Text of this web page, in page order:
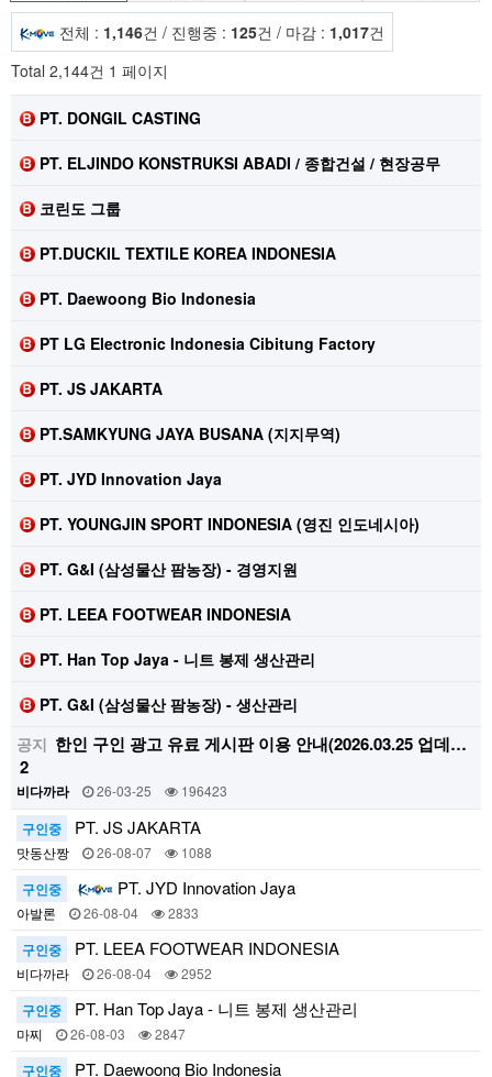
전체 : 1,146건 / 진행중 : 125건 / 마감 : 1,017건
Total 2,144건 1 페이지
PT. DONGIL CASTING
PT. ELJINDO KONSTRUKSI ABADI / 종합건설 / 현장공무
코린도 그룹
PT.DUCKIL TEXTILE KOREA INDONESIA
PT. Daewoong Bio Indonesia
PT LG Electronic Indonesia Cibitung Factory
PT. JS JAKARTA
PT.SAMKYUNG JAYA BUSANA (지지무역)
PT. JYD Innovation Jaya
PT. YOUNGJIN SPORT INDONESIA (영진 인도네시아)
PT. G&I (삼성물산 팜농장) - 경영지원
PT. LEEA FOOTWEAR INDONESIA
PT. Han Top Jaya - 니트 봉제 생산관리
PT. G&I (삼성물산 팜농장) - 생산관리
공지 한인 구인 광고 유료 게시판 이용 안내(2026.03.25 업데…
2
비다까라 26-03-25 196423
구인중 PT. JS JAKARTA
맛동산짱 26-08-07 1088
구인중 PT. JYD Innovation Jaya
아발론 26-08-04 2833
구인중 PT. LEEA FOOTWEAR INDONESIA
비다까라 26-08-04 2952
구인중 PT. Han Top Jaya - 니트 봉제 생산관리
마찌 26-08-03 2847
구인중 PT. Daewoong Bio Indonesia